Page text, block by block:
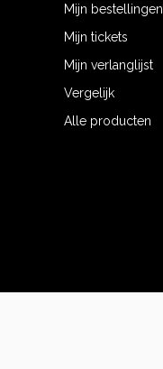
Mijn bestellingen
Mijn tickets
Mijn verlanglijst
Vergelijk
Alle producten